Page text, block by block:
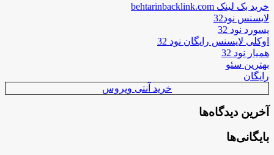
خرید بک لینک behtarinbacklink.com
لایسنس نود32
پسورد نود 32
اوکلی لایسنس رایگان نود 32
همیار نود 32
بهترین سئو
رایگان
خرید آنتی ویروس
آخرین دیدگاه‌ها
بایگانی‌ها